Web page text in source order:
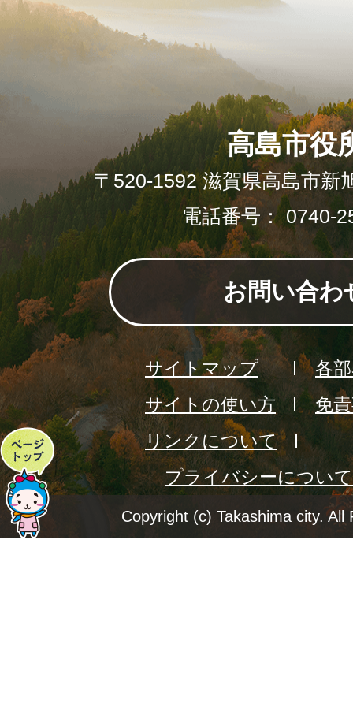
ペ
ー
ジ
高島市役
〒520-1592 滋賀県高島市新
電話番号： 0740-
お問い合わ
サイトマップ
各
サイトの使い方
免
リンクについて
プライバシーについて
Copyright (c) Takashima city. All